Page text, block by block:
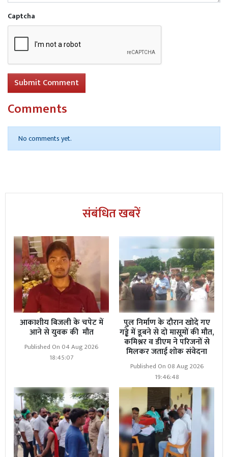
Captcha
Submit Comment
Comments
No comments yet.
संबंधित खबरें
आकाशीय बिजली के चपेट में
आने से युवक की मौत
Published On 04 Aug 2026
18:45:07
पुल निर्माण के दौरान खोदे गए
गड्ढे में डूबने से दो मासूमों की मौत,
कमिश्नर व डीएम ने परिजनों से
मिलकर जताई शोक संवेदना
Published On 08 Aug 2026
19:46:48